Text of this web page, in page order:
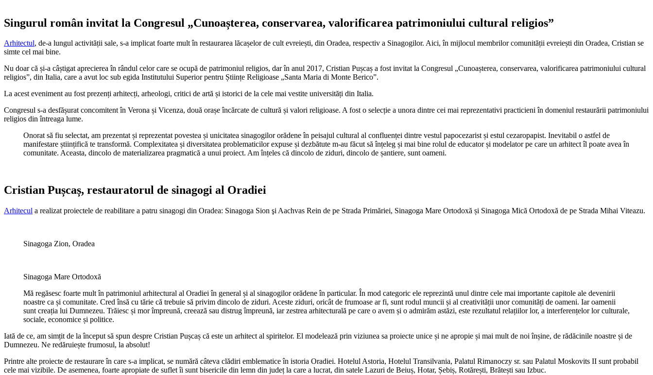
Singurul român invitat la Congresul „Cunoașterea, conservarea, valorificarea patrimoniului cultural religios”
Arhitectul, de-a lungul activității sale, s-a implicat foarte mult în restaurarea lăcașelor de cult evreiești, din Oradea, respectiv a Sinagogilor. Aici, în mijlocul membrilor comunității evreiești din Oradea, Cristian se
simte cel mai bine.
Nu doar că și-a câștigat aprecierea în rândul celor care se ocupă de patrimoniul religios, dar în anul 2017, Cristian Pușcaș a fost invitat la Congresul „Cunoașterea, conservarea, valorificarea patrimoniului cultural
religios”, din Italia, care a avut loc sub egida Institutului Superior pentru Științe Religioase „Santa Maria di Monte Berico”.
La acest eveniment au fost prezenți arhitecți, arheologi, critici de artă și istorici de la cele mai vestite universități din Italia.
Congresul s-a desfășurat concomitent în Verona și Vicenza, două orașe încărcate de cultură și valori religioase. A fost o selecție a unora dintre cei mai reprezentativi practicieni în domeniul restaurării patrimoniului
religios din întreaga lume.
Onorat să fiu selectat, am prezentat și reprezentat povestea și unicitatea sinagogilor orădene în peisajul cultural al confluenței dintre vestul papocezarist și estul cezaropapist. Inevitabil o astfel de
manifestare științifică te transformă. Complexitatea și diversitatea problematicilor expuse și dezbătute m-au făcut să înțeleg și mai bine rolul de educator și modelator pe care un arhitect îl poate avea în
comunitate. Aceasta, dincolo de materializarea pragmatică a unui proiect. Am înțeles că dincolo de ziduri, dincolo de șantiere, sunt oameni.
Cristian Pușcaș, restauratorul de sinagogi al Oradiei
Arhitecul a realizat proiectele de reabilitare a patru sinagogi din Oradea: Sinagoga Sion şi Aachvas Rein de pe Strada Primăriei, Sinagoga Mare Ortodoxă și Sinagoga Mică Ortodoxă de pe Strada Mihai Viteazu.
Sinagoga Zion, Oradea
Sinagoga Mare Ortodoxă
Mă regăsesc foarte mult în patrimoniul arhitectural al Oradiei în general și al sinagogilor orădene în particular. În mod categoric ele reprezintă unul dintre cele mai importante capitole ale devenirii
noastre ca și comunitate. Cred însă cu tărie că trebuie să privim dincolo de ziduri. Aceste ziduri, oricât de frumoase ar fi, sunt rodul muncii și al creativității unor comunități de oameni. Iar oamenii
sunt creația lui Dumnezeu. Trăiesc și mor împreună, creează sau distrug împreună, iar zestrea arhitecturală pe care o avem și o admirăm astăzi, este rezultatul relațiilor lor, a interferențelor lor culturale,
sociale, economice și politice.
Iată de ce, am simțit de la început să spun despre Cristian Pușcaș că este un arhitect al spiritelor. El modelează prin viziunea sa proiecte unice și ne apropie și mai mult de noi înșine, de rădăcinile noastre și de
Dumnezeu. Ne redăruiește frumosul, la absolut!
Printre alte proiecte de restaurare în care s-a implicat, se numără câteva clădiri emblematice în istoria Oradiei. Hotelul Astoria, Hotelul Transilvania, Palatul Rimanoczy sr. sau Palatul Moskovits II sunt probabil
cele mai vizibile. De asemenea, foarte apropiate de suflet îi sunt bisericile din lemn din județ la care a lucrat, din satele Lazuri de Beiuș, Hotar, Șebiș, Rotărești, Brătești sau Izbuc.